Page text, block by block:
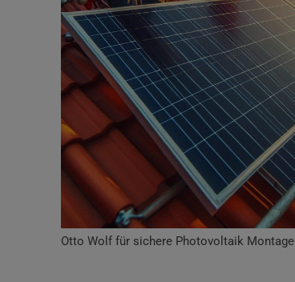
Otto Wolf für sichere Photovoltaik Montage